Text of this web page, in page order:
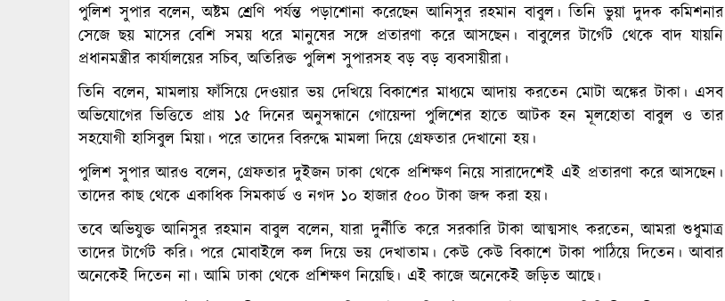
পুলিশ সুপার বলেন, অষ্টম শ্রেণি পর্যন্ত পড়াশোনা করেছেন আনিসুর রহমান বাবুল। তিনি ভুয়া দুদক কমিশনার
সেজে ছয় মাসের বেশি সময় ধরে মানুষের সঙ্গে প্রতারণা করে আসছেন। বাবুলের টার্গেট থেকে বাদ যায়নি
প্রধানমন্ত্রীর কার্যালয়ের সচিব, অতিরিক্ত পুলিশ সুপারসহ বড় বড় ব্যবসায়ীরা।
তিনি বলেন, মামলায় ফাঁসিয়ে দেওয়ার ভয় দেখিয়ে বিকাশের মাধ্যমে আদায় করতেন মোটা অঙ্কের টাকা। এসব
অভিযোগের ভিত্তিতে প্রায় ১৫ দিনের অনুসন্ধানে গোয়েন্দা পুলিশের হাতে আটক হন মূলহোতা বাবুল ও তার
সহযোগী হাসিবুল মিয়া। পরে তাদের বিরুদ্ধে মামলা দিয়ে গ্রেফতার দেখানো হয়।
পুলিশ সুপার আরও বলেন, গ্রেফতার দুইজন ঢাকা থেকে প্রশিক্ষণ নিয়ে সারাদেশেই এই প্রতারণা করে আসছেন।
তাদের কাছ থেকে একাধিক সিমকার্ড ও নগদ ১০ হাজার ৫০০ টাকা জব্দ করা হয়।
তবে অভিযুক্ত আনিসুর রহমান বাবুল বলেন, যারা দুর্নীতি করে সরকারি টাকা আত্মসাৎ করতেন, আমরা শুধুমাত্র
তাদের টার্গেট করি। পরে মোবাইলে কল দিয়ে ভয় দেখাতাম। কেউ কেউ বিকাশে টাকা পাঠিয়ে দিতেন। আবার
অনেকেই দিতেন না। আমি ঢাকা থেকে প্রশিক্ষণ নিয়েছি। এই কাজে অনেকেই জড়িত আছে।